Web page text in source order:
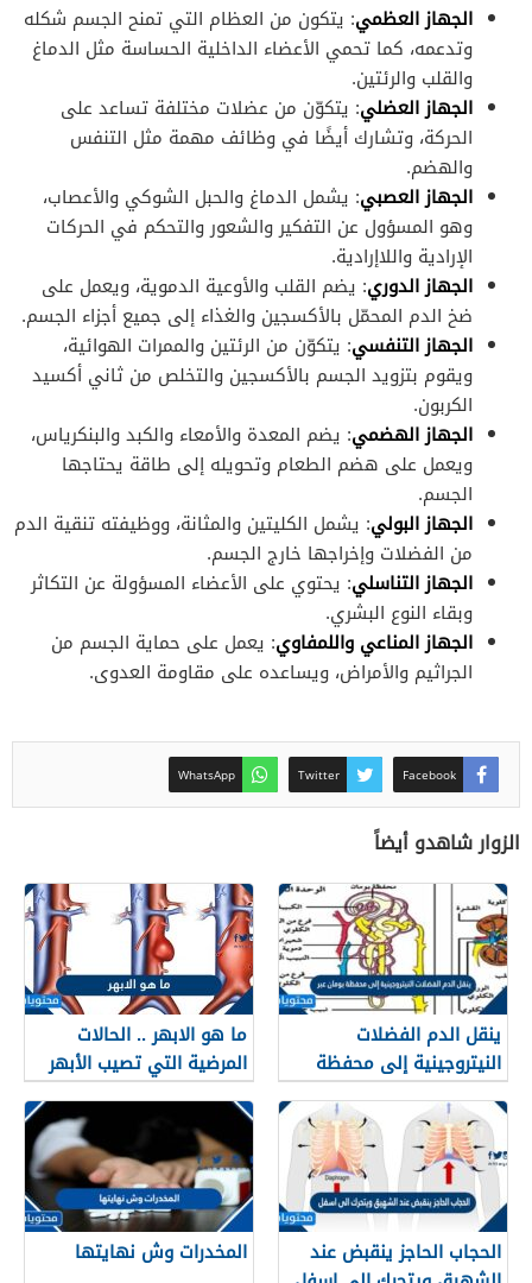
الجهاز العظمي: يتكون من العظام التي تمنح الجسم شكله
وتدعمه، كما تحمي الأعضاء الداخلية الحساسة مثل الدماغ
والقلب والرئتين.
الجهاز العضلي: يتكوّن من عضلات مختلفة تساعد على
الحركة، وتشارك أيضًا في وظائف مهمة مثل التنفس
والهضم.
الجهاز العصبي: يشمل الدماغ والحبل الشوكي والأعصاب،
وهو المسؤول عن التفكير والشعور والتحكم في الحركات
الإرادية واللاإرادية.
الجهاز الدوري: يضم القلب والأوعية الدموية، ويعمل على
ضخ الدم المحمّل بالأكسجين والغذاء إلى جميع أجزاء الجسم.
الجهاز التنفسي: يتكوّن من الرئتين والممرات الهوائية،
ويقوم بتزويد الجسم بالأكسجين والتخلص من ثاني أكسيد
الكربون.
الجهاز الهضمي: يضم المعدة والأمعاء والكبد والبنكرياس،
ويعمل على هضم الطعام وتحويله إلى طاقة يحتاجها
الجسم.
الجهاز البولي: يشمل الكليتين والمثانة، ووظيفته تنقية الدم
من الفضلات وإخراجها خارج الجسم.
الجهاز التناسلي: يحتوي على الأعضاء المسؤولة عن التكاثر
وبقاء النوع البشري.
الجهاز المناعي واللمفاوي: يعمل على حماية الجسم من
الجراثيم والأمراض، ويساعده على مقاومة العدوى.
Facebook
Twitter
WhatsApp
الزوار شاهدو أيضاً
ينقل الدم الفضلات
النيتروجينية إلى محفظة
بومان عبر
ما هو الابهر .. الحالات
المرضية التي تصيب الأبهر
الحجاب الحاجز ينقبض عند
المخدرات وش نهايتها